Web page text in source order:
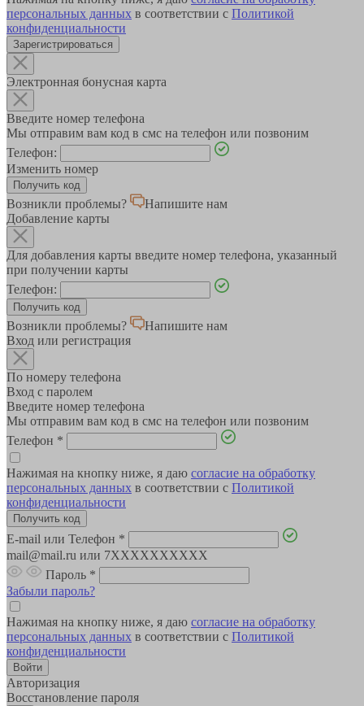
персональных данных в соответствии с Политикой
конфиденциальности
Зарегистрироваться
Электронная бонусная карта
Введите номер телефона
Мы отправим вам код в смс на телефон или позвоним
Телефон:
Изменить номер
Возникли проблемы?
Напишите нам
Добавление карты
Для добавления карты введите номер телефона, указанный
при получении карты
Телефон:
Возникли проблемы?
Напишите нам
Вход или регистрация
По номеру телефона
Вход с паролем
Введите номер телефона
Мы отправим вам код в смс на телефон или позвоним
Телефон *
Нажимая на кнопку ниже, я даю согласие на обработку
персональных данных в соответствии с Политикой
конфиденциальности
E-mail или Телефон *
mail@mail.ru или 7XXXXXXXXXX
Пароль *
Забыли пароль?
Нажимая на кнопку ниже, я даю согласие на обработку
персональных данных в соответствии с Политикой
конфиденциальности
Авторизация
Восстановление пароля